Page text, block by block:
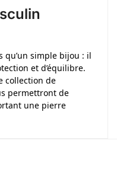
qu’un simple bijou : il
et d’équilibre.
collection de
permettront de
une pierre